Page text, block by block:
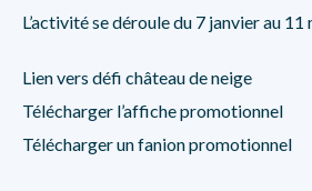
L’activité se déroule du 7 janvier au 11
Lien vers défi château de neige
Télécharger l’affiche promotionnel
Télécharger un fanion promotionnel